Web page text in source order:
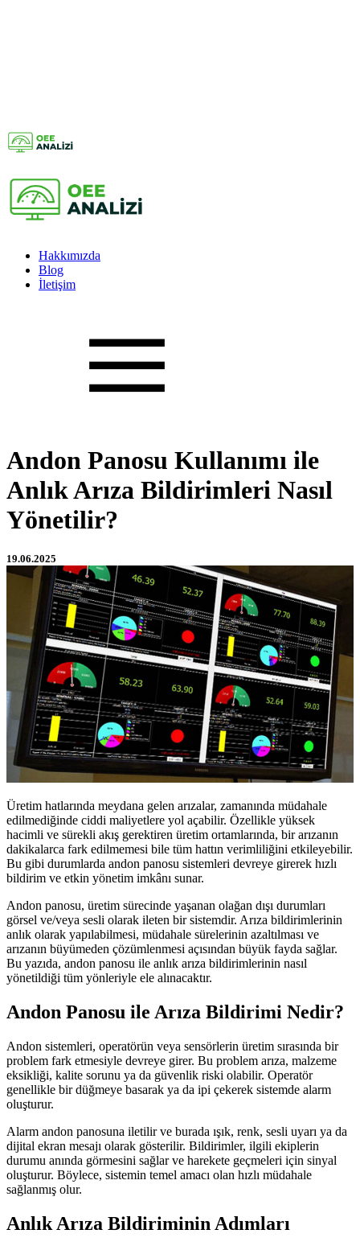
Hakkımızda
Blog
İletişim
Andon Panosu Kullanımı ile
Anlık Arıza Bildirimleri Nasıl
Yönetilir?
19.06.2025
Üretim hatlarında meydana gelen arızalar, zamanında müdahale
edilmediğinde ciddi maliyetlere yol açabilir. Özellikle yüksek
hacimli ve sürekli akış gerektiren üretim ortamlarında, bir arızanın
dakikalarca fark edilmemesi bile tüm hattın verimliliğini etkileyebilir.
Bu gibi durumlarda andon panosu sistemleri devreye girerek hızlı
bildirim ve etkin yönetim imkânı sunar.
Andon panosu, üretim sürecinde yaşanan olağan dışı durumları
görsel ve/veya sesli olarak ileten bir sistemdir. Arıza bildirimlerinin
anlık olarak yapılabilmesi, müdahale sürelerinin azaltılması ve
arızanın büyümeden çözümlenmesi açısından büyük fayda sağlar.
Bu yazıda, andon panosu ile anlık arıza bildirimlerinin nasıl
yönetildiği tüm yönleriyle ele alınacaktır.
Andon Panosu ile Arıza Bildirimi Nedir?
Andon sistemleri, operatörün veya sensörlerin üretim sırasında bir
problem fark etmesiyle devreye girer. Bu problem arıza, malzeme
eksikliği, kalite sorunu ya da güvenlik riski olabilir. Operatör
genellikle bir düğmeye basarak ya da ipi çekerek sistemde alarm
oluşturur.
Alarm andon panosuna iletilir ve burada ışık, renk, sesli uyarı ya da
dijital ekran mesajı olarak gösterilir. Bildirimler, ilgili ekiplerin
durumu anında görmesini sağlar ve harekete geçmeleri için sinyal
oluşturur. Böylece, sistemin temel amacı olan hızlı müdahale
sağlanmış olur.
Anlık Arıza Bildiriminin Adımları